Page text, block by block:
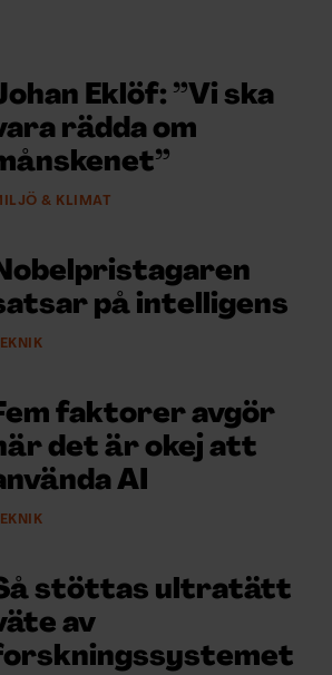
Eklöf: ”Vi ska
rädda om
& KLIMAT
på intelligens
faktorer avgör
det är okej att
AI
stöttas ultratätt
av